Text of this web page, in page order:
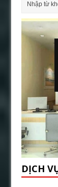
DỊCH